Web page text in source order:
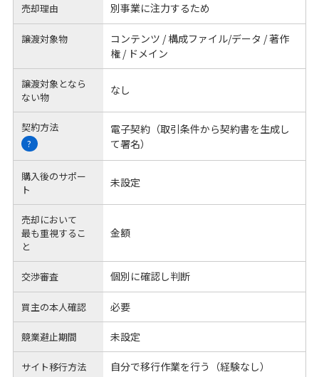
売却理由 別事業に注力するため
譲渡対象物
コンテンツ / 構成ファイル/データ / 著作
権 / ドメイン
譲渡対象となら
ない物
なし
契約方法
?
電子契約（取引条件から契約書を生成し
て署名）
購入後のサポー
ト
未設定
売却において
最も重視するこ
と
金額
交渉審査 個別に確認し判断
買主の本人確認 必要
競業避止期間 未設定
サイト移行方法 自分で移行作業を行う（経験なし）